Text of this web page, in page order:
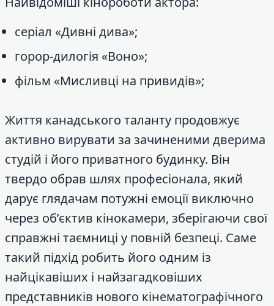
серіал «Дивні дива»;
горор-дилогія «Воно»;
фільм «Мисливці на привидів»;
Життя канадського таланту продовжує
активно вирувати за зачиненими дверима
студій і його приватного будинку. Він
твердо обрав шлях професіонала, який
дарує глядачам потужні емоції виключно
через об’єктив кінокамери, зберігаючи свої
справжні таємниці у повній безпеці. Саме
такий підхід робить його одним із
найцікавіших і найзагадковіших
представників нового кінематографічного